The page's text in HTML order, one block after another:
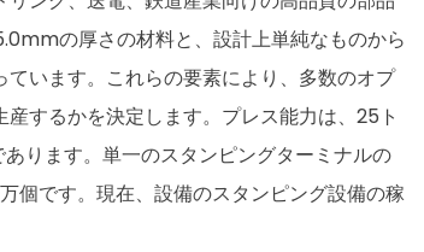
の厚さの材料と、設計上単純なものから
います。これらの要素により、多数のオプ
するかを決定します。プレス能力は、25ト
ります。単一のスタンピングターミナルの
個です。現在、設備のスタンピング設備の稼